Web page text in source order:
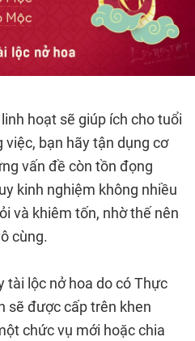
hoạt sẽ giúp ích cho tuổi
bạn hãy tận dụng cơ
vấn đề còn tồn đọng
kinh nghiệm không nhiều
và khiêm tốn, nhờ thế nên
cùng.
tài lộc nở hoa do có Thực
sẽ được cấp trên khen
chức vụ mới hoặc chia